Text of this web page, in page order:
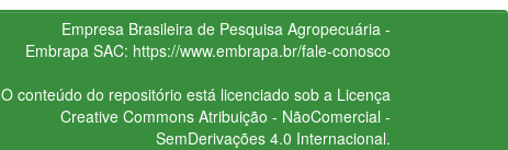
Empresa Brasileira de Pesquisa Agropecuária -
Embrapa SAC: https://www.embrapa.br/fale-conosco
O conteúdo do repositório está licenciado sob a Licença
Creative CommonsAtribuição - NãoComercial -
SemDerivações 4.0 Internacional.